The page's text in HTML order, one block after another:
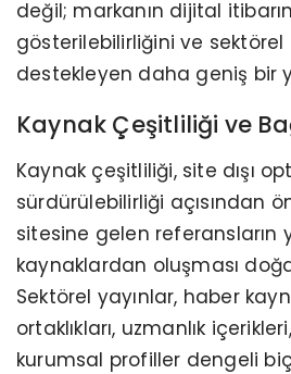
değil; markanın dijital
gösterilebilirliğini ve
destekleyen daha geniş bir
Kaynak Çeşitliliği ve
Kaynak çeşitliliği, site dışı
sürdürülebilirliği açısından
sitesine gelen referansların
kaynaklardan oluşması
Sektörel yayınlar, haber
ortaklıkları, uzmanlık
kurumsal profiller dengeli